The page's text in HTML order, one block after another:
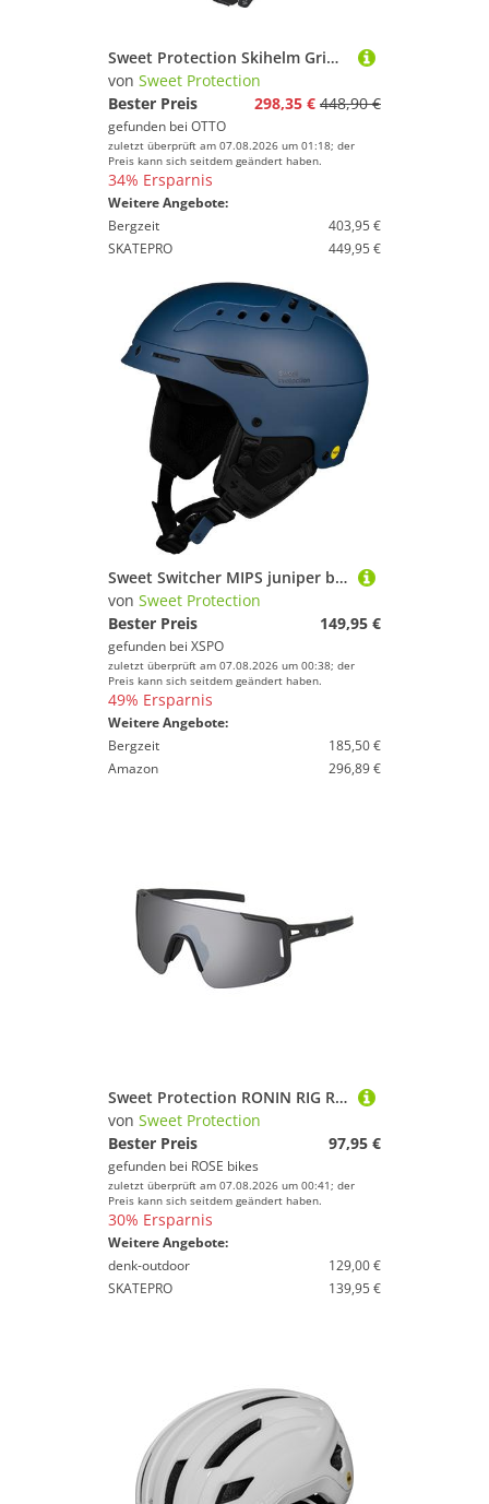
Sweet Protection Skihelm Grimnir 2Vi Mips Helmet, Leichter, sicherer und komfortabler Helm mit fortschrittlicher 2Vi
von Sweet Protection
Bester Preis
298,35 € 448,90 €
gefunden bei OTTO
zuletzt überprüft am 07.08.2026 um 01:18; der
Preis kann sich seitdem geändert haben.
34% Ersparnis
Weitere Angebote:
Bergzeit
403,95 €
SKATEPRO
449,95 €
Sweet Switcher MIPS juniper blue
von Sweet Protection
Bester Preis
149,95 €
gefunden bei XSPO
zuletzt überprüft am 07.08.2026 um 00:38; der
Preis kann sich seitdem geändert haben.
49% Ersparnis
Weitere Angebote:
Bergzeit
185,50 €
Amazon
296,89 €
Sweet Protection RONIN RIG REFLECT Sport Sonnenbrille
von Sweet Protection
Bester Preis
97,95 €
gefunden bei ROSE bikes
zuletzt überprüft am 07.08.2026 um 00:41; der
Preis kann sich seitdem geändert haben.
30% Ersparnis
Weitere Angebote:
denk-outdoor
129,00 €
SKATEPRO
139,95 €